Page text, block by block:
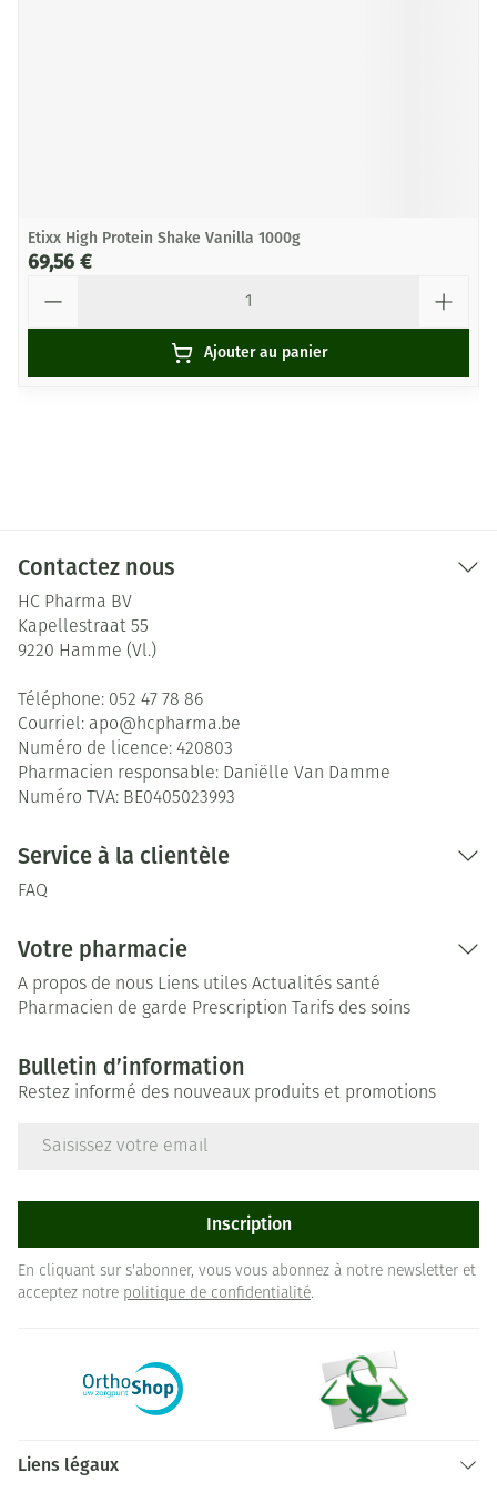
Etixx High Protein Shake Vanilla 1000g
69,56 €
Ajouter au panier
Contactez nous
HC Pharma BV
Kapellestraat 55
9220 Hamme (Vl.)
Téléphone: 052 47 78 86
Courriel: apo@hcpharma.be
Numéro de licence: 420803
Pharmacien responsable: Daniëlle Van Damme
Numéro TVA: BE0405023993
Service à la clientèle
FAQ
Votre pharmacie
A propos de nous Liens utiles Actualités santé
Pharmacien de garde Prescription Tarifs des soins
Bulletin d’information
Restez informé des nouveaux produits et promotions
Inscription
En cliquant sur s'abonner, vous vous abonnez à notre newsletter et
acceptez notre politique de confidentialité.
Liens légaux